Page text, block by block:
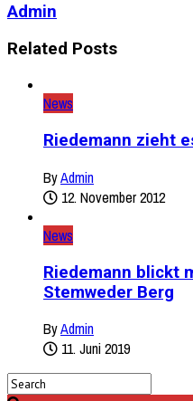
Admin
Related Posts
News
Riedemann zieht
ByAdmin
12. November 2012
News
Riedemann blickt
Stemweder Berg
ByAdmin
11. Juni 2019